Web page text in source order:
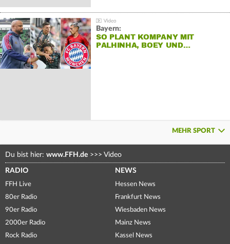
Bayern:
SO PLANT KOMPANY MIT
PALHINHA, BOEY UND…
MEHR SPORT
Du bist hier: www.FFH.de >>> Video
RADIO
FFH Live
80er Radio
90er Radio
2000er Radio
Rock Radio
NEWS
Hessen News
Frankfurt News
Wiesbaden News
Mainz News
Kassel News